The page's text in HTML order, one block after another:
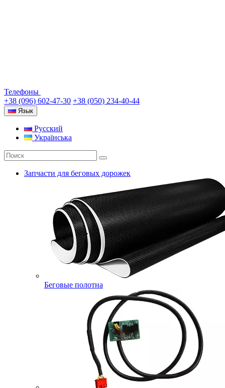
Телефоны
+38 (096) 602-47-30 +38 (050) 234-40-44
Язык
Русский
Українська
Запчасти для беговых дорожек
Беговые полотна